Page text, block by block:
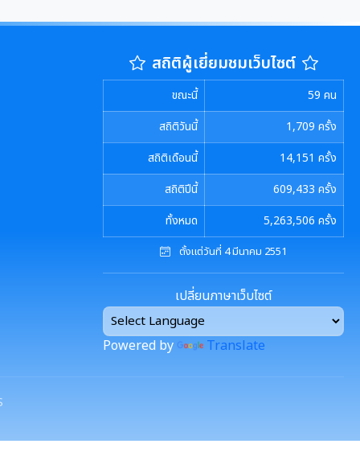
สถิติผู้เยี่ยมชมเว็บไซต์
ขณะนี้ 59 คน
สถิติวันนี้
1,709 ครั้ง
สถิติเดือนนี้
14,151 ครั้ง
สถิติปีนี้
609,433 ครั้ง
ทั้งหมด
5,263,506 ครั้ง
ตั้งแต่วันที่ 4 มีนาคม 2551
เปลี่ยนภาษาเว็บไซต์
Powered by Translate